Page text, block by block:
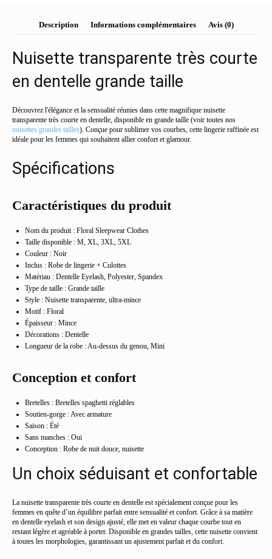
dentelle
taille
Description Informations complémentaires Avis (0)
Nuisette transparente très courte
en dentelle grande taille
Découvrez l'élégance et la sensualité réunies dans cette magnifique nuisette
transparente très courte en dentelle, disponible en grande taille (voir toutes nos
nuisettes grandes tailles). Conçue pour sublimer vos courbes, cette lingerie raffinée est
idéale pour les femmes qui souhaitent allier confort et glamour.
Spécifications
Caractéristiques du produit
Nom du produit : Floral Sleepwear Clothes
Taille disponible : M, XL, 3XL, 5XL
Couleur : Noir
Inclus : Robe de lingerie + Culottes
Matériau : Dentelle Eyelash, Polyester, Spandex
Type de taille : Grande taille
Style : Nuisette transparente, ultra-mince
Motif : Floral
Épaisseur : Mince
Décorations : Dentelle
Longueur de la robe : Au-dessus du genou, Mini
Conception et confort
Bretelles : Bretelles spaghetti réglables
Soutien-gorge : Avec armature
Saison : Été
Sans manches : Oui
Conception : Robe de nuit douce, nuisette
Un choix séduisant et confortable
La nuisette transparente très courte en dentelle est spécialement conçue pour les
femmes en quête d’un équilibre parfait entre sensualité et confort. Grâce à sa matière
en dentelle eyelash et son design ajusté, elle met en valeur chaque courbe tout en
restant légère et agréable à porter. Disponible en grandes tailles, cette nuisette convient
à toutes les morphologies, garantissant un ajustement parfait et du confort.